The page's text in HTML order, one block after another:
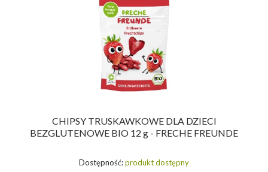
CHIPSY TRUSKAWKOWE DLA DZIECI
BEZGLUTENOWE BIO 12 g - FRECHE FREUNDE
Dostępność:produkt dostępny